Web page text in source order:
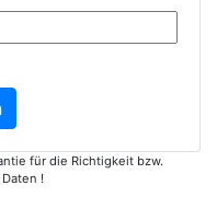
für die Richtigkeit bzw.
!